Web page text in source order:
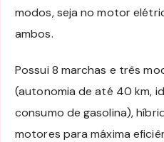
modos, seja no motor
ambos.
Possui 8 marchas e três
(autonomia de até 40 km,
consumo de gasolina),
motores para máxima